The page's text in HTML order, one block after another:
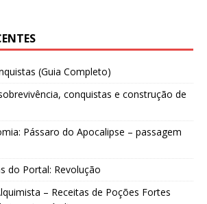
(Guia Completo)
conquistas e construção de
Pássaro do Apocalipse – passagem
do Portal: Revolução
– Receitas de Poções Fortes